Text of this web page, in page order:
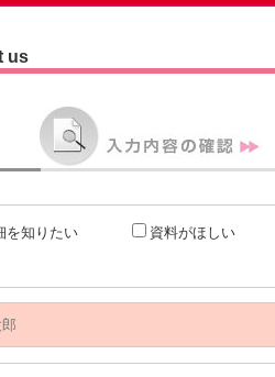
us
を知りたい 資料がほしい